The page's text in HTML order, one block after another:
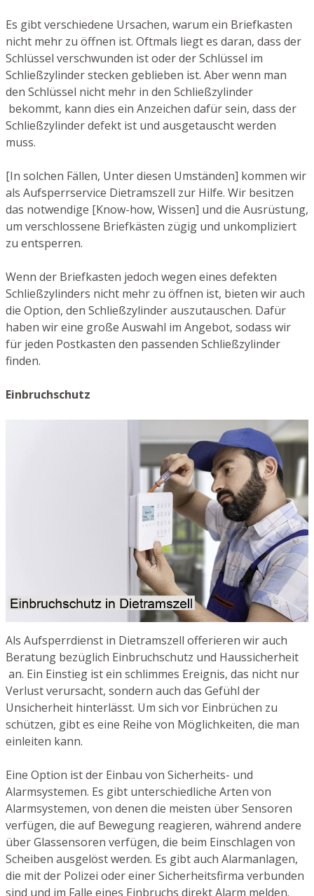
Es gibt verschiedene Ursachen, warum ein Briefkasten
nicht mehr zu öffnen ist. Oftmals liegt es daran, dass der
Schlüssel verschwunden ist oder der Schlüssel im
Schließzylinder stecken geblieben ist. Aber wenn man
den Schlüssel nicht mehr in den Schließzylinder
bekommt, kann dies ein Anzeichen dafür sein, dass der
Schließzylinder defekt ist und ausgetauscht werden
muss.
[In solchen Fällen, Unter diesen Umständen] kommen wir
als Aufsperrservice Dietramszell zur Hilfe. Wir besitzen
das notwendige [Know-how, Wissen] und die Ausrüstung,
um verschlossene Briefkästen zügig und unkompliziert
zu entsperren.
Wenn der Briefkasten jedoch wegen eines defekten
Schließzylinders nicht mehr zu öffnen ist, bieten wir auch
die Option, den Schließzylinder auszutauschen. Dafür
haben wir eine große Auswahl im Angebot, sodass wir
für jeden Postkasten den passenden Schließzylinder
finden.
Einbruchschutz
Als Aufsperrdienst in Dietramszell offerieren wir auch
Beratung bezüglich Einbruchschutz und Haussicherheit
an. Ein Einstieg ist ein schlimmes Ereignis, das nicht nur
Verlust verursacht, sondern auch das Gefühl der
Unsicherheit hinterlässt. Um sich vor Einbrüchen zu
schützen, gibt es eine Reihe von Möglichkeiten, die man
einleiten kann.
Eine Option ist der Einbau von Sicherheits- und
Alarmsystemen. Es gibt unterschiedliche Arten von
Alarmsystemen, von denen die meisten über Sensoren
verfügen, die auf Bewegung reagieren, während andere
über Glassensoren verfügen, die beim Einschlagen von
Scheiben ausgelöst werden. Es gibt auch Alarmanlagen,
die mit der Polizei oder einer Sicherheitsfirma verbunden
sind und im Falle eines Einbruchs direkt Alarm melden.